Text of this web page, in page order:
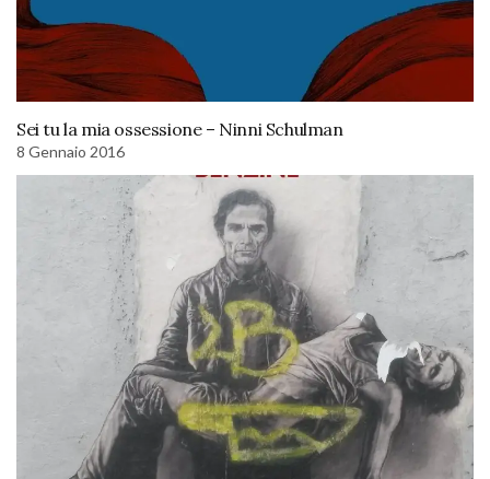
Sei tu la mia ossessione – Ninni Schulman
8 Gennaio 2016